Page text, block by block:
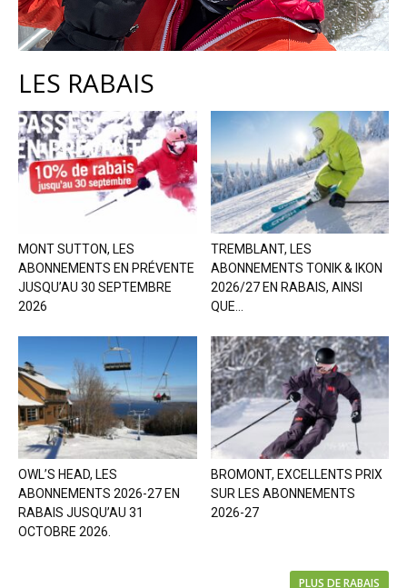
LES RABAIS
MONT SUTTON, LES
ABONNEMENTS EN PRÉVENTE
JUSQU’AU 30 SEPTEMBRE
2026
TREMBLANT, LES
ABONNEMENTS TONIK & IKON
2026/27 EN RABAIS, AINSI
QUE...
OWL’S HEAD, LES
ABONNEMENTS 2026-27 EN
RABAIS JUSQU’AU 31
OCTOBRE 2026.
BROMONT, EXCELLENTS PRIX
SUR LES ABONNEMENTS
2026-27
PLUS DE RABAIS